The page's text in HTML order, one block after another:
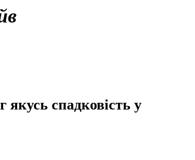
якусь спадковість у